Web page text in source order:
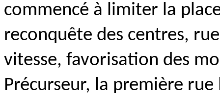
commencé à limiter la
reconquête des centres,
vitesse, favorisation des
Précurseur, la première